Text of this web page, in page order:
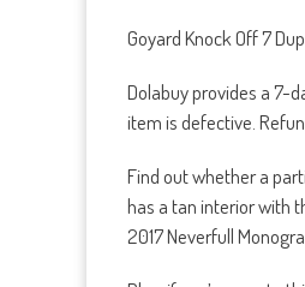
Goyard Knock Off 7
Dolabuy provides a 7-
item is defective.
Find out whether a
has a tan interior with
2017 Neverfull